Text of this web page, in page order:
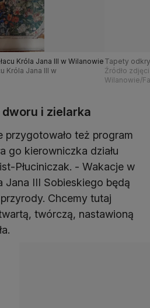
Króla Jana III w Wilanowie
Króla Jana III w
Tapety
Źródło
Wilanowie/
i zielarka
przygotowało też program
go kierowniczka działu
Płuciniczak. - Wakacje w
Jana III Sobieskiego będą
Chcemy tutaj
twórczą, nastawioną